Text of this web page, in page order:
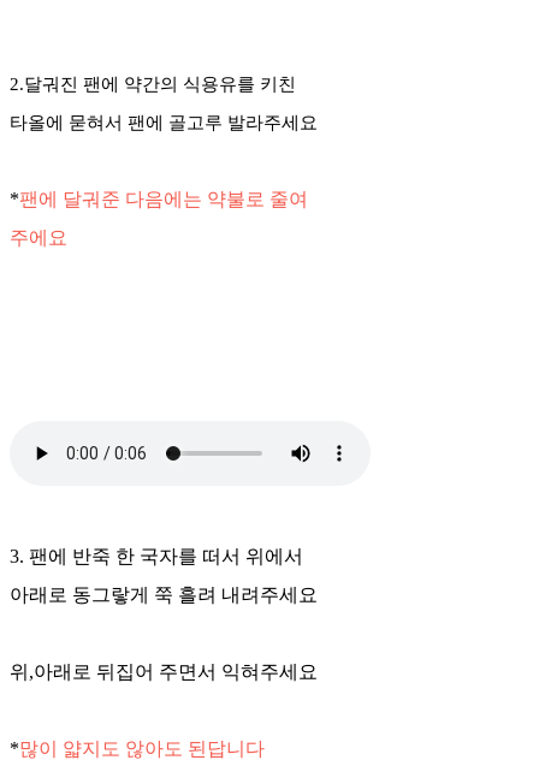
2.달궈진 팬에 약간의 식용유를 키친
타올에 묻혀서 팬에 골고루 발라주세요
*팬에 달궈준 다음에는 약불로 줄여
주에요
3. 팬에 반죽 한 국자를 떠서 위에서
아래로 동그랗게 쭉 흘려 내려주세요
위,아래로 뒤집어 주면서 익혀주세요
*많이 얇지도 않아도 된답니다